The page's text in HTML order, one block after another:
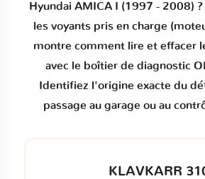
Hyundai AMICA I (1997 - 2008)
les voyants pris en charge
montre comment lire et effacer
avec le boîtier de diagnostic
Identifiez l'origine exacte du
passage au garage ou au
KLAVKARR